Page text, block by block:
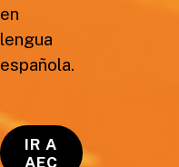
en
lengua
española.
IR A
AEC